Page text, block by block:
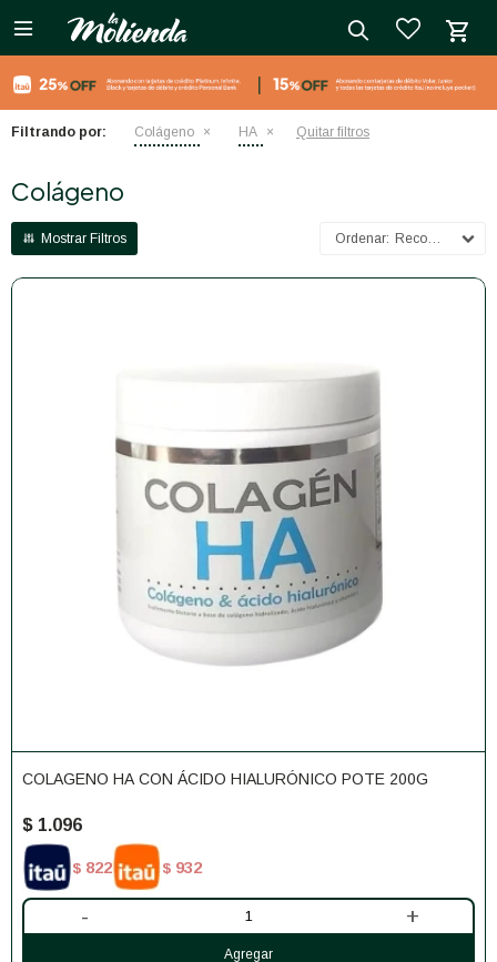

Filtrando por: Colágeno HA Quitar filtros
Colágeno
Recomendados
COLAGENO HA CON ÁCIDO HIALURÓNICO POTE 200G
$ 1.096
$ 822 $ 932
- +